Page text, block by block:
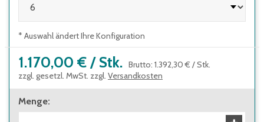
800 mm
* Auswahl ändert Ihre Konfiguration
1.170,00 € / Stk. Brutto: 1.392,30 € /Stk.
zzgl. gesetzl. MwSt. zzgl. Versandkosten
Menge: